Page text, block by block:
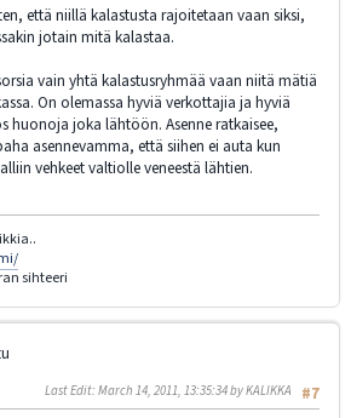
että niillä kalastusta rajoitetaan vaan siksi,
jotain mitä kalastaa.
vain yhtä kalastusryhmää vaan niitä mätiä
On olemassa hyviä verkottajia ja hyviä
huonoja joka lähtöön. Asenne ratkaisee,
asennevamma, että siihen ei auta kun
vehkeet valtiolle veneestä lähtien.
sihteeri
#7
Last Edit: March 14, 2011, 13:35:34 by KALIKKA